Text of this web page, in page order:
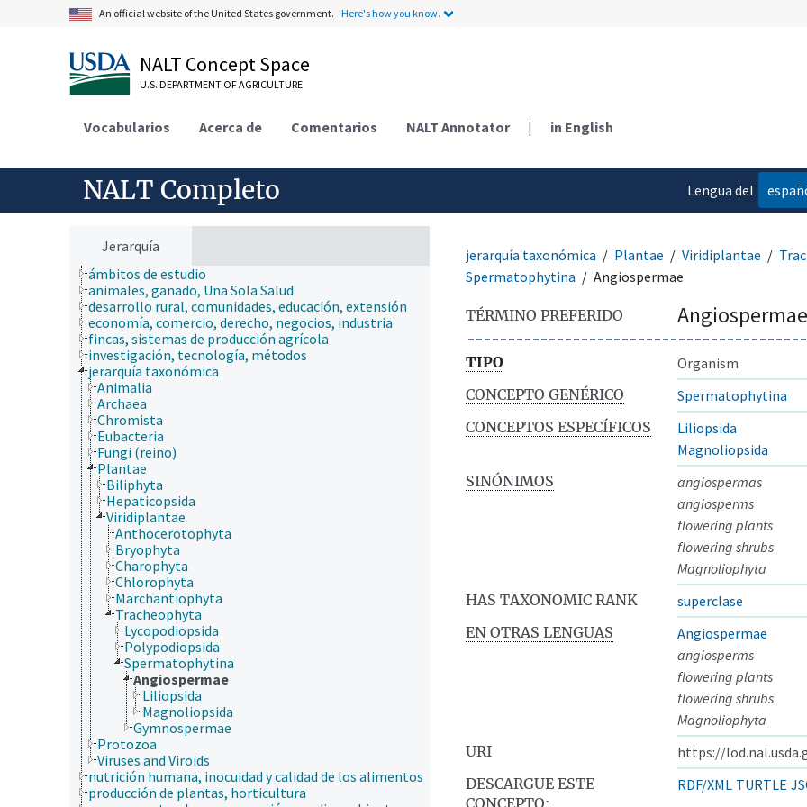
An official website of the United States government. Here's how you know.
NALT Concept Space
U.S. DEPARTMENT OF AGRICULTURE
Vocabularios Acerca de Comentarios NALT Annotator | in English
NALT Completo
Lengua del
Jerarquía
ámbitos de estudio
animales, ganado, Una Sola Salud
desarrollo rural, comunidades, educación, extensión
economía, comercio, derecho, negocios, industria
fincas, sistemas de producción agrícola
investigación, tecnología, métodos
jerarquía taxonómica
Animalia
Archaea
Chromista
Eubacteria
Fungi (reino)
Plantae
Biliphyta
Hepaticopsida
Viridiplantae
Anthocerotophyta
Bryophyta
Charophyta
Chlorophyta
Marchantiophyta
Tracheophyta
Lycopodiopsida
Polypodiopsida
Spermatophytina
Angiospermae
Liliopsida
Magnoliopsida
Gymnospermae
Protozoa
Viruses and Viroids
nutrición humana, inocuidad y calidad de los alimentos
producción de plantas, horticultura
jerarquía taxonómica Plantae Viridiplantae
Spermatophytina
Angiospermae
TÉRMINO PREFERIDO Angiospermae
TIPO
Organism
CONCEPTO GENÉRICO
Spermatophytina
CONCEPTOS ESPECÍFICOS
Liliopsida
Magnoliopsida
SINÓNIMOS
angiospermas
angiosperms
flowering plants
flowering shrubs
Magnoliophyta
HAS TAXONOMIC RANK
superclase
EN OTRAS LENGUAS
Angiospermae
angiosperms
flowering plants
flowering shrubs
Magnoliophyta
URI
https://
DESCARGUE ESTE
CONCEPTO:
RDF/XML TURTLE